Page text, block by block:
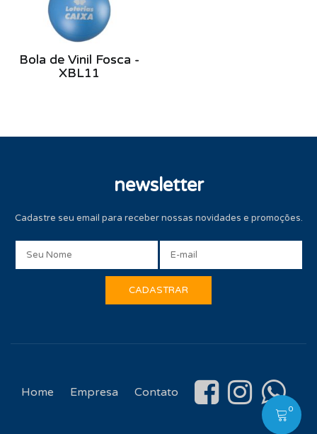
0
Bola de Vinil Fosca -
XBL11
newsletter
Cadastre seu email para receber nossas novidades e promoções.
Home Empresa Contato